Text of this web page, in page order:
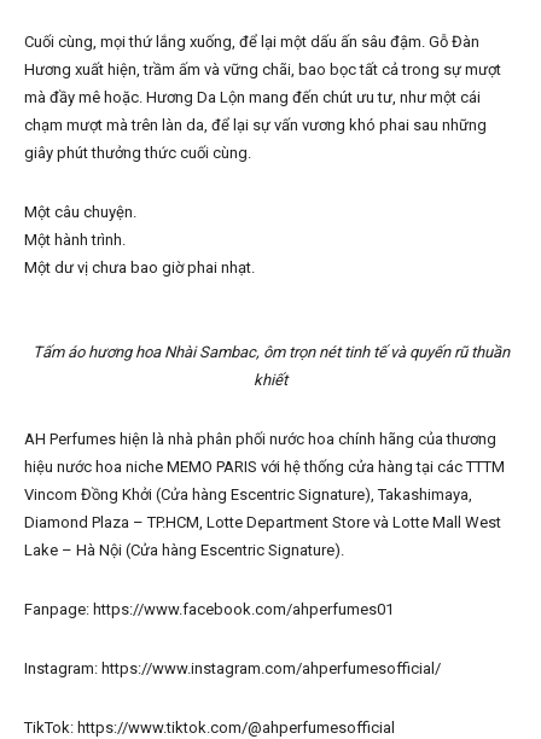
Cuối cùng, mọi thứ lắng xuống, để lại một dấu ấn sâu đậm. Gỗ Đàn
Hương xuất hiện, trầm ấm và vững chãi, bao bọc tất cả trong sự mượt
mà đầy mê hoặc. Hương Da Lộn mang đến chút ưu tư, như một cái
chạm mượt mà trên làn da, để lại sự vấn vương khó phai sau những
giây phút thưởng thức cuối cùng.
Một câu chuyện.
Một hành trình.
Một dư vị chưa bao giờ phai nhạt.
Tấm áo hương hoa Nhài Sambac, ôm trọn nét tinh tế và quyến rũ thuần
khiết
AH Perfumes hiện là nhà phân phối nước hoa chính hãng của thương
hiệu nước hoa niche MEMO PARIS với hệ thống cửa hàng tại các TTTM
Vincom Đồng Khởi (Cửa hàng Escentric Signature), Takashimaya,
Diamond Plaza – TP.HCM, Lotte Department Store và Lotte Mall West
Lake – Hà Nội (Cửa hàng Escentric Signature).
Fanpage: https://www.facebook.com/ahperfumes01
Instagram: https://www.instagram.com/ahperfumesofficial/
TikTok: https://www.tiktok.com/@ahperfumesofficial